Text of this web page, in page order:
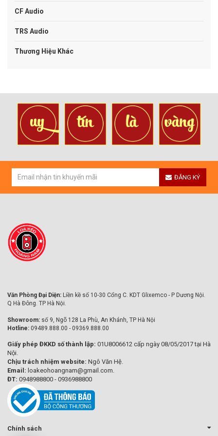
CF Audio
TRS Audio
Thương Hiệu Khác
ĐĂNG KÝ
Văn Phòng Đại Diện: Liền kề số 10-30 Cổng C. KDT Glixemco - P Dương Nội.
Q Hà Đông. TP Hà Nội.
Showroom: số 9, Ngõ 128 La Phù, An Khánh, TP Hà Nội
Hotline: 09489.888.00 - 09369.888.00
Giấy phép ĐKKD số thành lập: 01U8006612 cấp ngày 08/05/2017 tại Hà
Nội.
Chịu trách nhiệm website: Ngô Văn Hệ.
Email: loakeohoangnam@gmail.com.
ĐT: 0948988800 - 0936988800
Chính sách